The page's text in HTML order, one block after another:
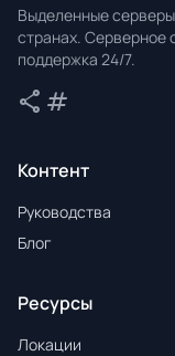
Выделенные
странах. Серверное
поддержка 24/7.
share Поделиться
tag
Контент
Руководства
Блог
Ресурсы
Локации